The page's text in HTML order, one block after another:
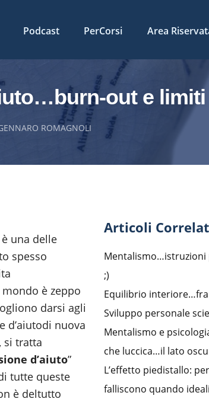
Podcast PerCorsi Area
out e
ROMAGNOLI
una delle
spesso
è zeppo
darsi agli
d’aiutodi nuova
si tratta
d’aiuto”
tutte queste
è deltutto
Articoli
Mentalismo…istruzioni
;)
Equilibrio interiore…fra
Sviluppo personale
Mentalismo e
che luccica…il lato
L’effetto piedistallo:
falliscono quando